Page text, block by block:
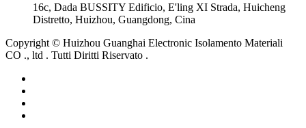
16c, Dada BUSSITY Edificio, E'ling XI Strada, Huicheng
Distretto, Huizhou, Guangdong, Cina
Copyright © Huizhou Guanghai Electronic Isolamento Materiali
CO ., ltd . Tutti Diritti Riservato .